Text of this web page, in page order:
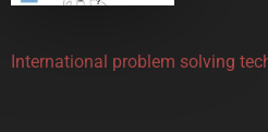
International problem solving